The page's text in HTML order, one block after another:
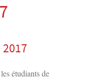
étudiants de